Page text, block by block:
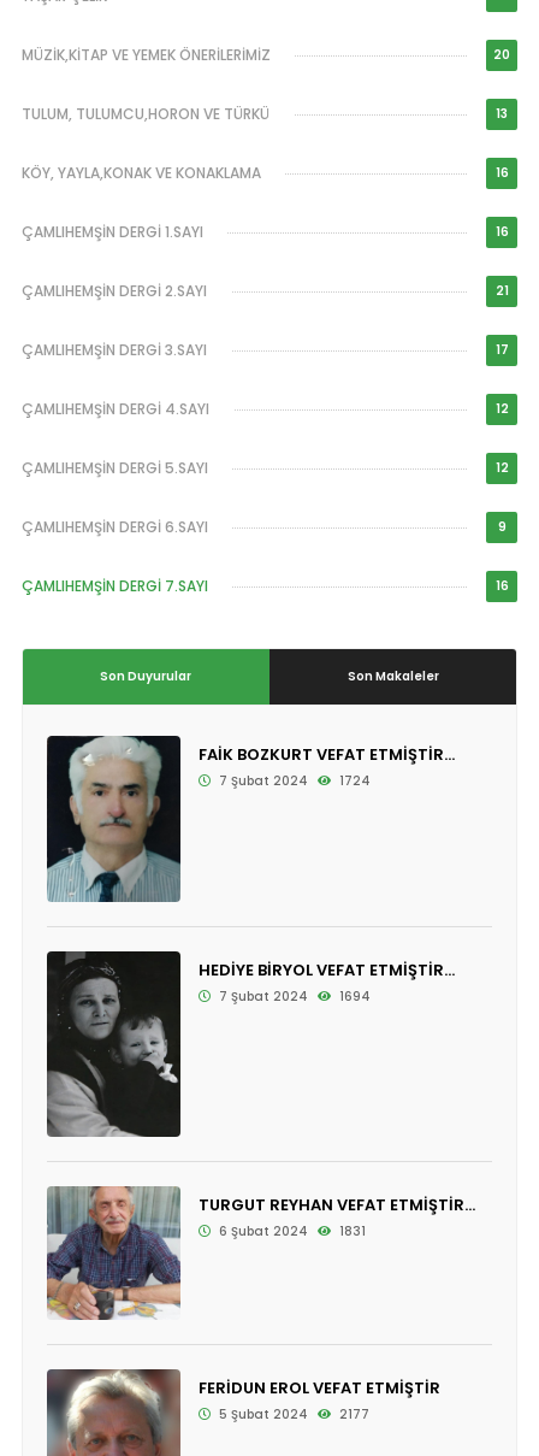
MÜZİK,KİTAP VE YEMEK ÖNERİLERİMİZ 20
TULUM, TULUMCU,HORON VE TÜRKÜ 13
KÖY, YAYLA,KONAK VE KONAKLAMA 16
ÇAMLIHEMŞİN DERGİ 1.SAYI 16
ÇAMLIHEMŞİN DERGİ 2.SAYI 21
ÇAMLIHEMŞİN DERGİ 3.SAYI 17
ÇAMLIHEMŞİN DERGİ 4.SAYI 12
ÇAMLIHEMŞİN DERGİ 5.SAYI 12
ÇAMLIHEMŞİN DERGİ 6.SAYI 9
ÇAMLIHEMŞİN DERGİ 7.SAYI 16
Son Duyurular Son Makaleler
FAİK BOZKURT VEFAT ETMİŞTİR...
7 Şubat 2024 1724
HEDİYE BİRYOL VEFAT ETMİŞTİR...
7 Şubat 2024 1694
TURGUT REYHAN VEFAT ETMİŞTİR...
6 Şubat 2024 1831
FERİDUN EROL VEFAT ETMİŞTİR
5 Şubat 2024 2177